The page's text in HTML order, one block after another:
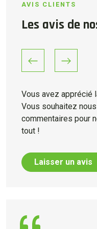
AVIS CLIENTS
Les avis de
PreviousNext
Vous avez apprécié
Vous souhaitez
commentaires pour
tout !
Laisser un avis